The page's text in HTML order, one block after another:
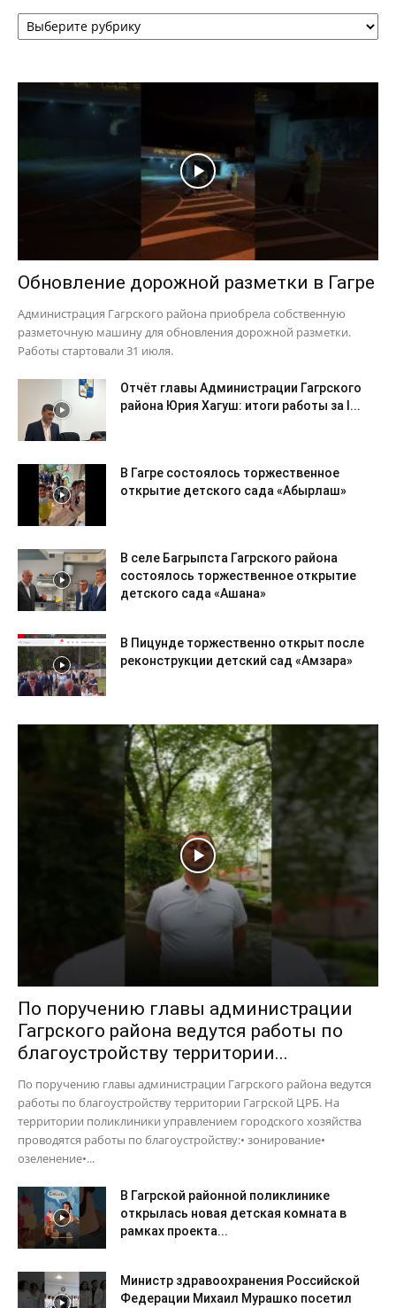
Рубрики
Обновление дорожной разметки в Гагре
Администрация Гагрского района приобрела собственную
разметочную машину для обновления дорожной разметки.
Работы стартовали 31 июля.
Отчёт главы Администрации Гагрского
района Юрия Хагуш: итоги работы за I...
В Гагре состоялось торжественное
открытие детского сада «Абырлаш»
В селе Багрыпста Гагрского района
состоялось торжественное открытие
детского сада «Ашана»
В Пицунде торжественно открыт после
реконструкции детский сад «Амзара»
По поручению главы администрации
Гагрского района ведутся работы по
благоустройству территории...
По поручению главы администрации Гагрского района ведутся
работы по благоустройству территории Гагрской ЦРБ. На
территории поликлиники управлением городского хозяйства
проводятся работы по благоустройству:• зонирование•
озеленение•...
В Гагрской районной поликлинике
открылась новая детская комната в
рамках проекта...
Министр здравоохранения Российской
Федерации Михаил Мурашко посетил